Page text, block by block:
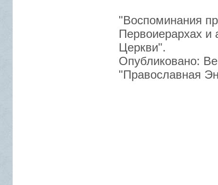
"Воспоминания
Первоиерархах и
Церкви".
Опубликовано:
"Православная